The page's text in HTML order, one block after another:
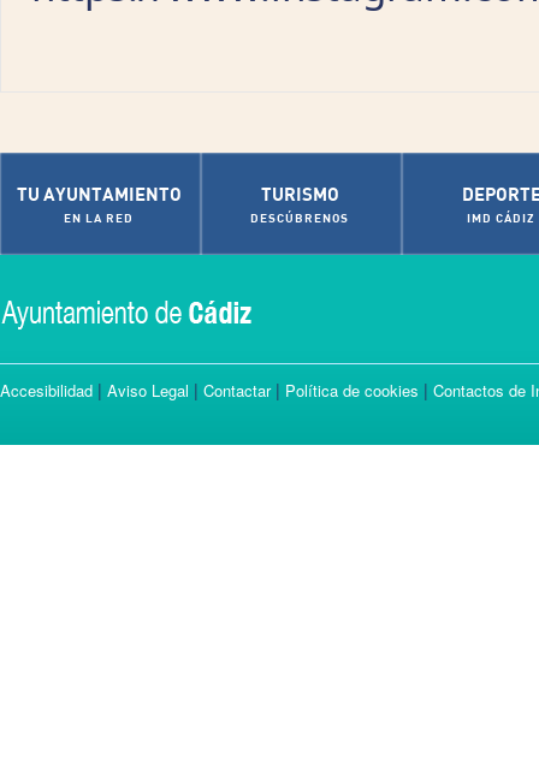
TU AYUNTAMIENTO
EN LA RED
TURISMO
DESCÚBRENOS IMD CÁDIZ
Accesibilidad | Aviso Legal | Contactar| Política de cookies | Contactos de